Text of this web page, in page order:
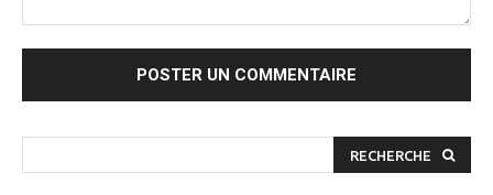
RECHERCHE